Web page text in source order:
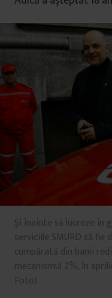
Și înainte să lucreze în
serviciile SMURD să
cumpărată din banii
mecanismul 2%, în
Foto)